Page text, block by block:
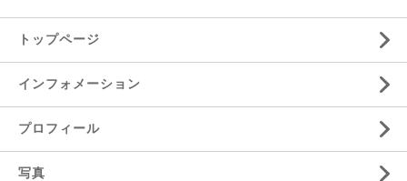
トップページ
インフォメーション
プロフィール
写真